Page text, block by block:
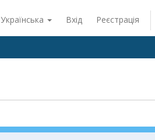
Українська Вхід Реєстрація